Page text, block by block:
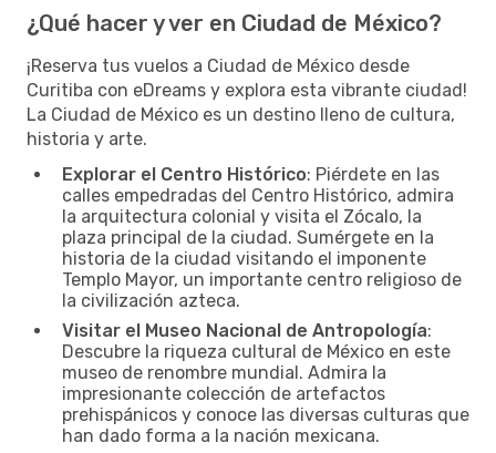
¿Qué hacer y ver en Ciudad de México?
¡Reserva tus vuelos a Ciudad de México desde
Curitiba con eDreams y explora esta vibrante ciudad!
La Ciudad de México es un destino lleno de cultura,
historia y arte.
Explorar el Centro Histórico: Piérdete en las
calles empedradas del Centro Histórico, admira
la arquitectura colonial y visita el Zócalo, la
plaza principal de la ciudad. Sumérgete en la
historia de la ciudad visitando el imponente
Templo Mayor, un importante centro religioso de
la civilización azteca.
Visitar el Museo Nacional de Antropología:
Descubre la riqueza cultural de México en este
museo de renombre mundial. Admira la
impresionante colección de artefactos
prehispánicos y conoce las diversas culturas que
han dado forma a la nación mexicana.